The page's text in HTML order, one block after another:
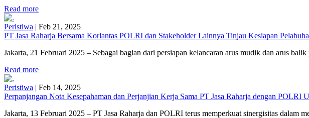
Read more
Peristiwa | Feb 21, 2025
PT Jasa Raharja Bersama Korlantas POLRI dan Stakeholder Lainnya Tinjau Kesiapan
Jakarta, 21 Februari 2025 – Sebagai bagian dari persiapan kelancaran arus mudik dan arus
Read more
Peristiwa | Feb 14, 2025
Perpanjangan Nota Kesepahaman dan Perjanjian Kerja Sama PT Jasa Raharja dengan
Jakarta, 13 Februari 2025 – PT Jasa Raharja dan POLRI terus memperkuat sinergisitas dalam